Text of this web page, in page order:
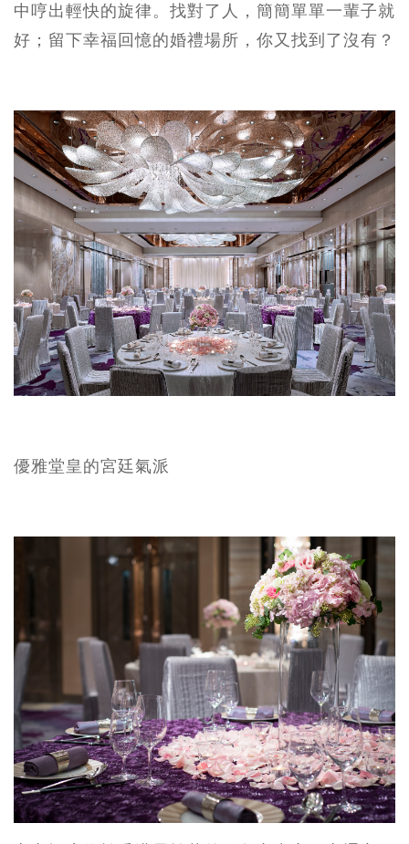
中哼出輕快的旋律。找對了人，簡簡單單一輩子就
好；留下幸福回憶的婚禮場所，你又找到了沒有？
優雅堂皇的宮廷氣派